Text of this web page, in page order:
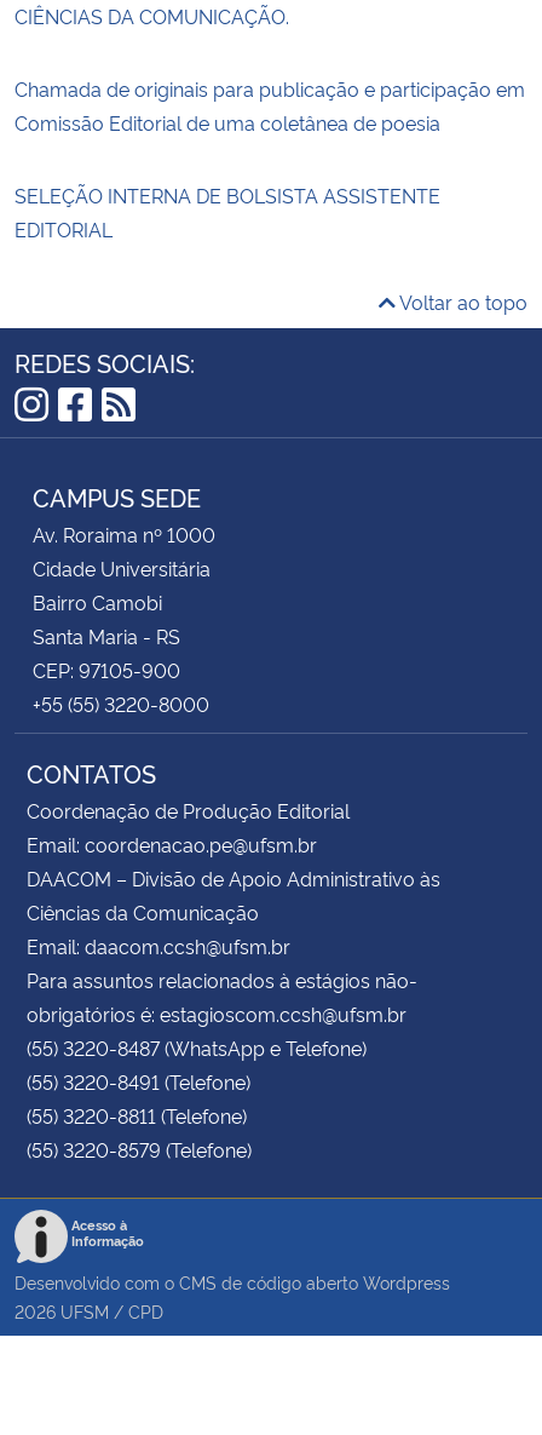
CIÊNCIAS DA COMUNICAÇÃO.
Chamada de originais para publicação e participação em
Comissão Editorial de uma coletânea de poesia
SELEÇÃO INTERNA DE BOLSISTA ASSISTENTE
EDITORIAL
Voltar ao topo
REDES SOCIAIS:
Instagram
Facebook
RSS
CAMPUS SEDE
Av. Roraima nº 1000
Cidade Universitária
Bairro Camobi
Santa Maria - RS
CEP: 97105-900
+55 (55) 3220-8000
CONTATOS
Coordenação de Produção Editorial
Email: coordenacao.pe@ufsm.br
DAACOM – Divisão de Apoio Administrativo às
Ciências da Comunicação
Email: daacom.ccsh@ufsm.br
Para assuntos relacionados à estágios não-
obrigatórios é: estagioscom.ccsh@ufsm.br
(55) 3220-8487 (WhatsApp e Telefone)
(55) 3220-8491 (Telefone)
(55) 3220-8811 (Telefone)
(55) 3220-8579 (Telefone)
Acesso à
Informação
Desenvolvido com o CMS de código aberto Wordpress
2026 UFSM / CPD